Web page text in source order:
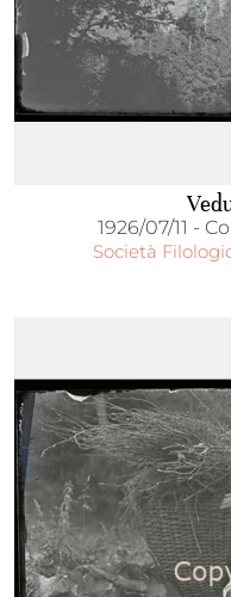
1926/07/11 -
Società